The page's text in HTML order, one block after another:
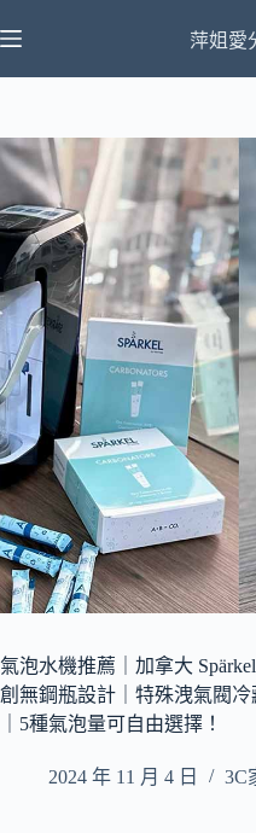
至
主
容
萍姐愛
氣泡水機推薦｜加拿大
創無鋼瓶設計｜特殊洩氣閥
｜5種氣泡量可自由選擇！
2024 年 11 月 4 日 3C